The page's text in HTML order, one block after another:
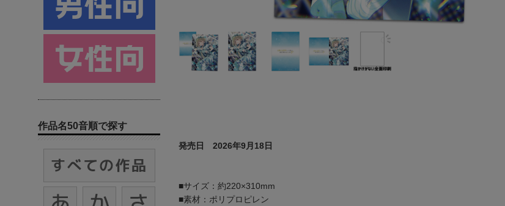
発売日 2026年9月18日
■サイズ：約220×310mm
■素材：ポリプロピレン
作品名50音順で探す